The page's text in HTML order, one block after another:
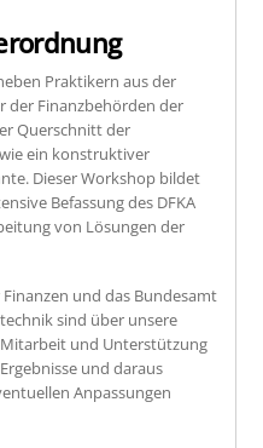
Praktikern aus der
der Finanzbehörden der
Querschnitt der
ein konstruktiver
Dieser Workshop bildet
Befassung des DFKA
von Lösungen der
und das Bundesamt
sind über unsere
und Unterstützung
und daraus
Anpassungen